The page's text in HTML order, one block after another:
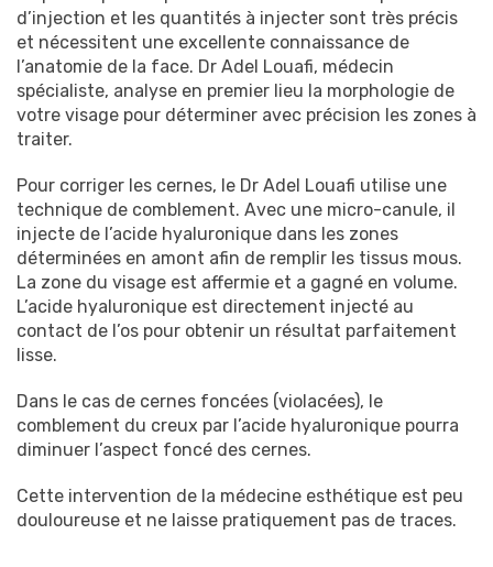
d’injection et les quantités à injecter sont très précis
et nécessitent une excellente connaissance de
l’anatomie de la face. Dr Adel Louafi, médecin
spécialiste, analyse en premier lieu la morphologie de
votre visage pour déterminer avec précision les zones à
traiter.
Pour corriger les cernes, le Dr Adel Louafi utilise une
technique de comblement. Avec une micro-canule, il
injecte de l’acide hyaluronique dans les zones
déterminées en amont afin de remplir les tissus mous.
La zone du visage est affermie et a gagné en volume.
L’acide hyaluronique est directement injecté au
contact de l’os pour obtenir un résultat parfaitement
lisse.
Dans le cas de cernes foncées (violacées), le
comblement du creux par l’acide hyaluronique pourra
diminuer l’aspect foncé des cernes.
Cette intervention de la médecine esthétique est peu
douloureuse et ne laisse pratiquement pas de traces.